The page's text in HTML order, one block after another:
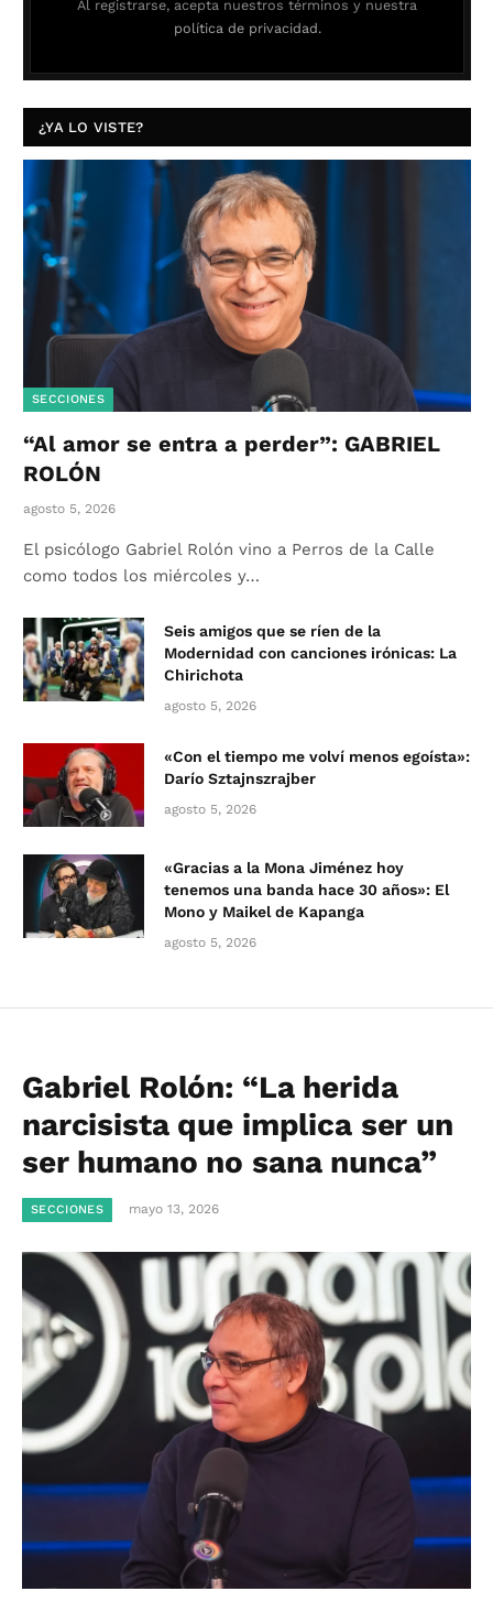
Al registrarse, acepta nuestros términos y nuestra
política de privacidad.
¿YA LO VISTE?
SECCIONES
“Al amor se entra a perder”: GABRIEL
ROLÓN
agosto 5, 2026
El psicólogo Gabriel Rolón vino a Perros de la Calle
como todos los miércoles y…
Seis amigos que se ríen de la
Modernidad con canciones irónicas: La
Chirichota
agosto 5, 2026
«Con el tiempo me volví menos egoísta»:
Darío Sztajnszrajber
agosto 5, 2026
«Gracias a la Mona Jiménez hoy
tenemos una banda hace 30 años»: El
Mono y Maikel de Kapanga
agosto 5, 2026
Gabriel Rolón: “La herida
narcisista que implica ser un
ser humano no sana nunca”
SECCIONES mayo 13, 2026